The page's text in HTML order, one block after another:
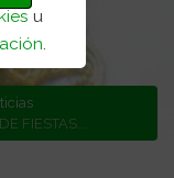
u
FIESTAS...